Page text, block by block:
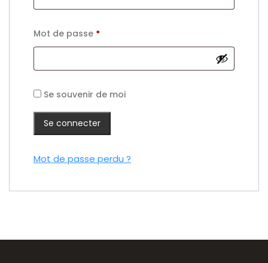
Mot de passe *
Se souvenir de moi
Se connecter
Mot de passe perdu ?